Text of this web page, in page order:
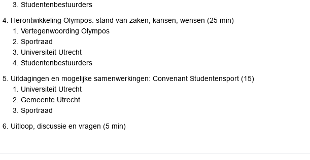
Studentenbestuurders
Herontwikkeling Olympos: stand van zaken, kansen, wensen (25 min)
Vertegenwoording Olympos
Sportraad
Universiteit Utrecht
Studentenbestuurders
Uitdagingen en mogelijke samenwerkingen: Convenant Studentensport (15)
Universiteit Utrecht
Gemeente Utrecht
Sportraad
Uitloop, discussie en vragen (5 min)